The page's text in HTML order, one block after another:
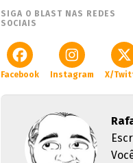
SIGA O BLAST NAS REDES
SOCIAIS
Facebook Instagram X/